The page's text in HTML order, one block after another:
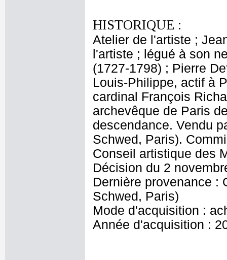
HISTORIQUE :
Atelier de l'artiste ;
l'artiste ; légué à son
(1727-1798) ; Pierre
Louis-Philippe, actif à
cardinal François
archevêque de Paris
descendance. Vendu
Schwed, Paris).
Conseil artistique des
Décision du 2
Dernière provenance :
Schwed, Paris)
Mode d'acquisition :
Année d'acquisition :